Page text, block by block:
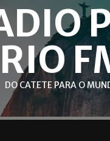
RIO
DO CATETE PARA O